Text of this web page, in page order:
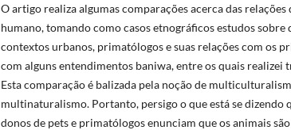
O artigo realiza algumas comparações acerca das relações
humano, tomando como casos etnográficos estudos sobre
contextos urbanos, primatólogos e suas relações com os
com alguns entendimentos baniwa, entre os quais realizei
Esta comparação é balizada pela noção de
multinaturalismo. Portanto, persigo o que está se dizendo
donos de pets e primatólogos enunciam que os animais